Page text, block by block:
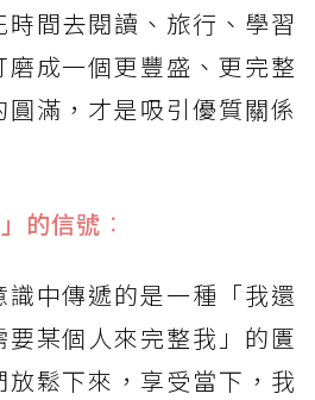
間去閱讀、旅行、學習
成一個更豐盛、更完整
滿，才是吸引優質關係
的信號 ：
中傳遞的是一種「我還
某個人來完整我」的匱
鬆下來，享受當下，我